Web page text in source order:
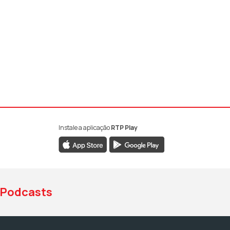
da RTP Antena 1
da RTP Antena 1
YouTube da RTP Antena 1
Instale a aplicaçãoRTP Play
Podcasts